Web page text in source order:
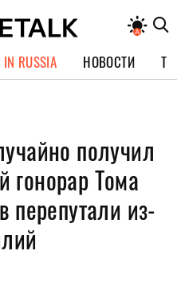
IN RUSSIA НОВОСТИ
получил
Тома
перепутали из-